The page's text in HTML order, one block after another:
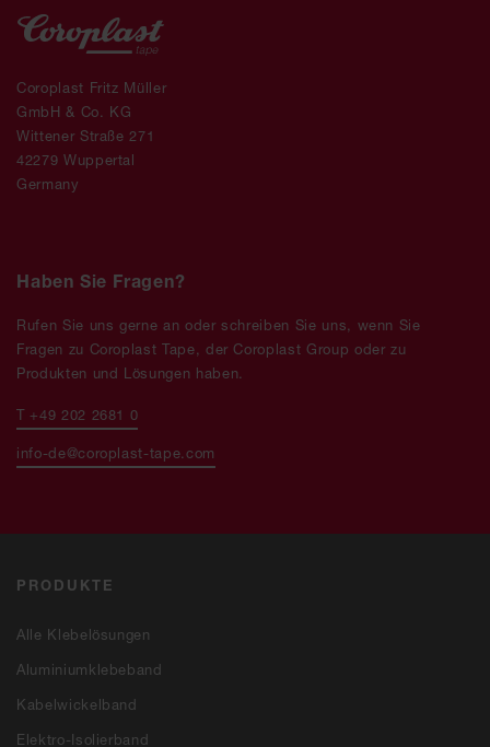
PRODUKTE
Alle Klebelösungen
Aluminiumklebeband
Kabelwickelband
Elektro-Isolierband
Coroplast Fritz Müller
GmbH & Co. KG
Wittener Straße 271
42279 Wuppertal
Germany
Haben Sie Fragen?
Rufen Sie uns gerne an oder schreiben Sie uns, wenn Sie
Fragen zu Coroplast Tape, der Coroplast Group oder zu
Produkten und Lösungen haben.
T +49 202 2681 0
info-de@coroplast-tape.com